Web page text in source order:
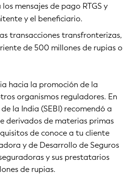
mensajes de pago RTGS y
y el beneficiario.
transacciones transfronterizas,
de 500 millones de rupias o
hacia la promoción de la
organismos reguladores. En
la India (SEBI) recomendó a
derivados de materias primas
de conoce a tu cliente
y de Desarrollo de Seguros
y sus prestatarios
de rupias.